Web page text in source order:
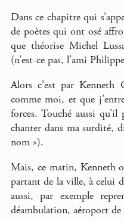
Dans ce chapitre qui
de poètes qui ont osé
que théorise Michel
(n’est-ce pas, l’ami
Alors c’est par Kenneth
comme moi, et que
forces. Touché aussi
chanter dans ma surdité,
nom »).
Mais, ce matin, Kenneth
partant de la ville, à celui
aussi, par exemple
déambulation, aéroport